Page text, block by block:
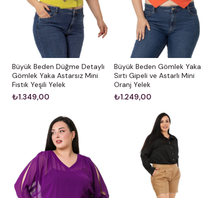
Büyük Beden Düğme Detaylı
Gömlek Yaka Astarsız Mini
Fıstık Yeşili Yelek
₺1.349,00
Büyük Beden Gömlek Yaka
Sırtı Gipeli ve Astarlı Mini
Oranj Yelek
₺1.249,00